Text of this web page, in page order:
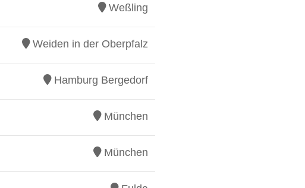
Weßling
Weiden in der Oberpfalz
Hamburg Bergedorf
München
München